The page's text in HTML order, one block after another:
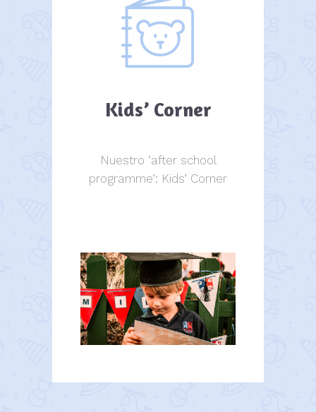
Kids’ Corner
Nuestro ‘after school
programme’: Kids’ Corner